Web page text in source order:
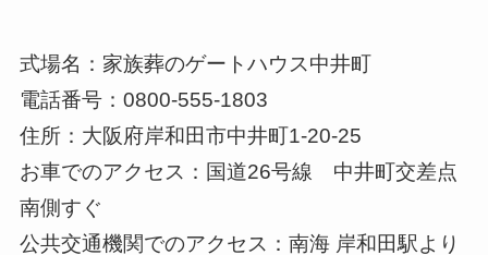
式場名：家族葬のゲートハウス中井町
電話番号：0800-555-1803
住所：大阪府岸和田市中井町1-20-25
お車でのアクセス：国道26号線 中井町交差点
南側すぐ
公共交通機関でのアクセス：南海 岸和田駅より